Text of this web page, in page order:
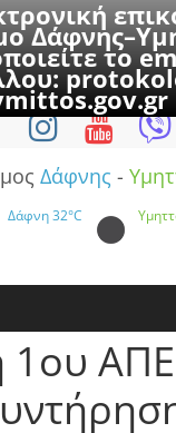
το
8 Αυγούστου
Δάφνης -
Δάφνη32°C
1ου